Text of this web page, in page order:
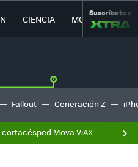
CIENCIA MOVILIDAD
Suscríbete a
Fallout Generación Z
Mova ViAX